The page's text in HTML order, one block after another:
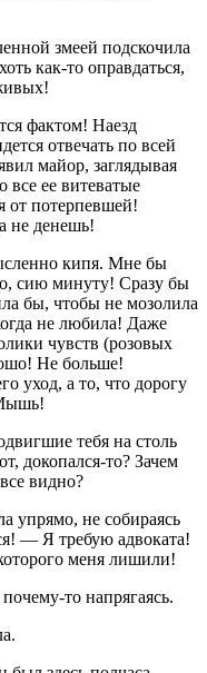
змеей подскочила
как-то оправдаться,
фактом! Наезд
отвечать по всей
майор, заглядывая
все ее витеватые
от потерпевшей!
не денешь!
кипя. Мне бы
сию минуту! Сразу бы
бы, чтобы не мозолила
не любила! Даже
чувств (розовых
Не больше!
уход, а то, что дорогу
тебя на столь
докопался-то? Зачем
видно?
упрямо, не собираясь
— Я требую адвоката!
меня лишили!
то напрягаясь.